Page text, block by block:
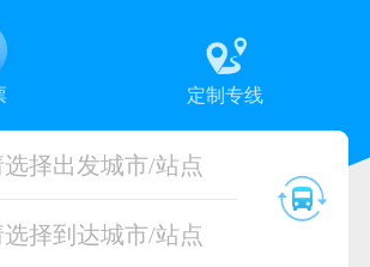
定制专线
选择出发城市/站点
选择到达城市/站点